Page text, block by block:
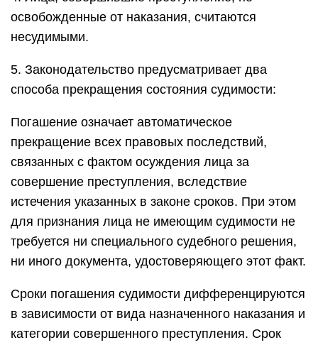
освобожденные от наказания, считаются
несудимыми.
5. Законодательство предусматривает два
способа прекращения состояния судимости:
Погашение означает автоматическое
прекращение всех правовых последствий,
связанных с фактом осуждения лица за
совершение преступления, вследствие
истечения указанных в законе сроков. При этом
для признания лица не имеющим судимости не
требуется ни специального судебного решения,
ни иного документа, удостоверяющего этот факт.
Сроки погашения судимости дифференцируются
в зависимости от вида назначенного наказания и
категории совершенного преступления. Срок